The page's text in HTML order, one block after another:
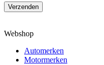
Verzenden
Webshop
Automerken
Motormerken